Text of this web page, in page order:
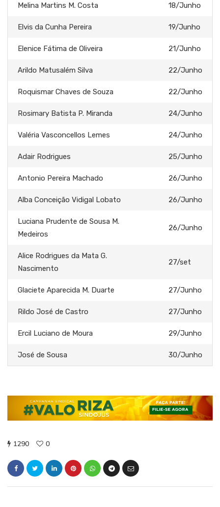
Melina Martins M. Costa 18/Junho
Elvis da Cunha Pereira 19/Junho
Elenice Fátima de Oliveira 21/Junho
Arildo Matusalém Silva 22/Junho
Roquismar Chaves de Souza 22/Junho
Rosimary Batista P. Miranda 24/Junho
Valéria Vasconcellos Lemes 24/Junho
Adair Rodrigues 25/Junho
Antonio Pereira Machado 26/Junho
Alba Conceição Vidigal Lobato 26/Junho
Luciana Prudente de Sousa M.
Medeiros
26/Junho
Alice Rodrigues da Mata G.
Nascimento
27/set
Glaciete Aparecida M. Duarte 27/Junho
Rildo José de Castro 27/Junho
Ercil Luciano de Moura 29/Junho
José de Sousa 30/Junho
1290 0